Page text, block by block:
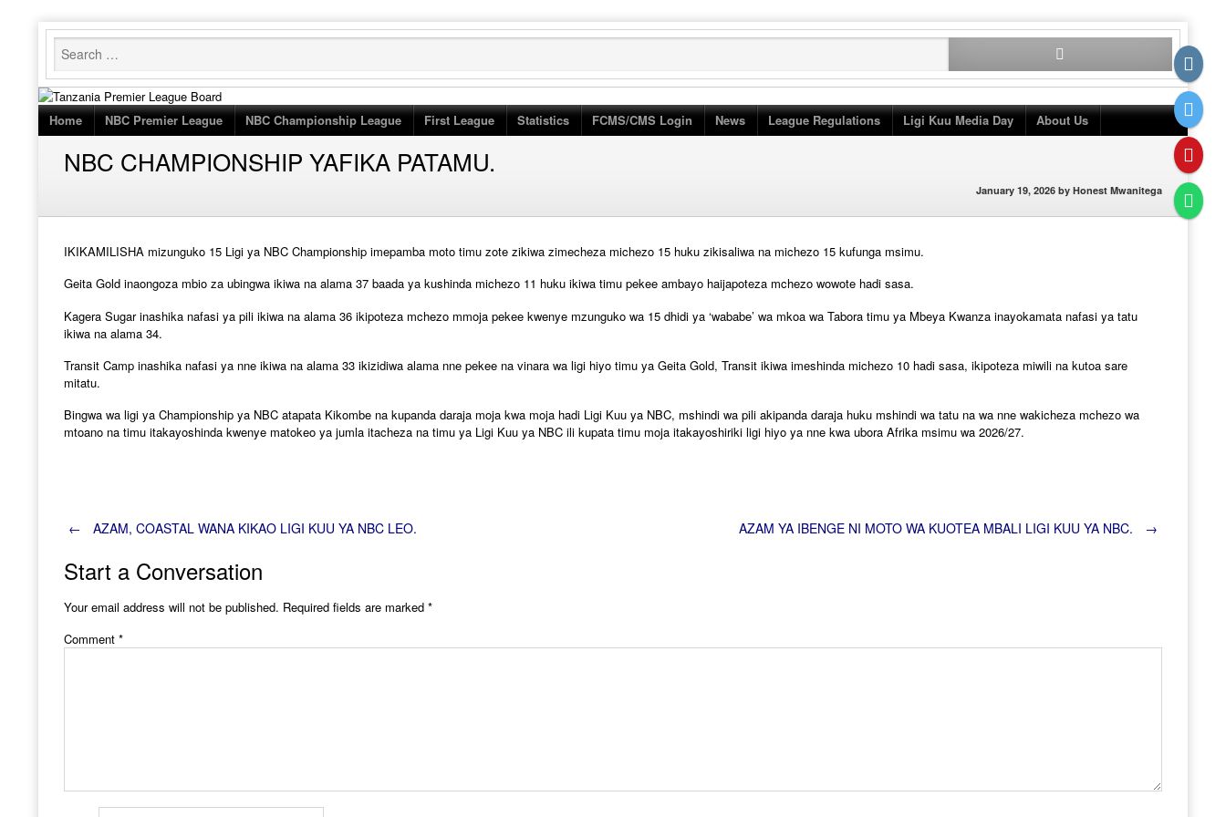
Skip
content
Home NBC Premier League NBC Championship League First League Statistics FCMS/CMS Login News League Regulations Ligi Kuu Media Day About Us
NBC CHAMPIONSHIP YAFIKA PATAMU.
January 19, 2026 by Honest Mwanitega
IKIKAMILISHA mizunguko 15 Ligi ya NBC Championship imepamba moto timu zote zikiwa zimecheza michezo 15 huku zikisaliwa na michezo 15 kufunga msimu.
Geita Gold inaongoza mbio za ubingwa ikiwa na alama 37 baada ya kushinda michezo 11 huku ikiwa timu pekee ambayo haijapoteza mchezo wowote hadi sasa.
Kagera Sugar inashika nafasi ya pili ikiwa na alama 36 ikipoteza mchezo mmoja pekee kwenye mzunguko wa 15 dhidi ya ‘wababe’ wa mkoa wa Tabora timu ya Mbeya Kwanza inayokamata nafasi ya tatu
ikiwa na alama 34.
Transit Camp inashika nafasi ya nne ikiwa na alama 33 ikizidiwa alama nne pekee na vinara wa ligi hiyo timu ya Geita Gold, Transit ikiwa imeshinda michezo 10 hadi sasa, ikipoteza miwili na kutoa sare
mitatu.
Bingwa wa ligi ya Championship ya NBC atapata Kikombe na kupanda daraja moja kwa moja hadi Ligi Kuu ya NBC, mshindi wa pili akipanda daraja huku mshindi wa tatu na wa nne wakicheza mchezo wa
mtoano na timu itakayoshinda kwenye matokeo ya jumla itacheza na timu ya Ligi Kuu ya NBC ili kupata timu moja itakayoshiriki ligi hiyo ya nne kwa ubora Afrika msimu wa 2026/27.
Post
navigation
← AZAM, COASTAL WANA KIKAO LIGI KUU YA NBC LEO. AZAM YA IBENGE NI MOTO WA KUOTEA MBALI LIGI KUU YA NBC. →
Start a Conversation
Your email address will not be published. Required fields are marked *
Comment *